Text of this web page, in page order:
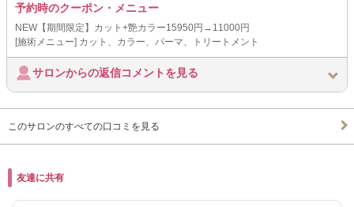
予約時のクーポン・メニュー
NEW【期間限定】カット+艶カラー15950円→11000円
[施術メニュー] カット、カラー、パーマ、トリートメント
サロンからの返信コメントを見る
このサロンのすべての口コミを見る
友達に共有